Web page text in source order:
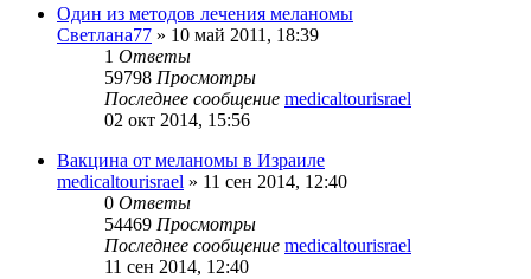
Один из методов лечения меланомы
Светлана77 » 10 май 2011, 18:39
1 Ответы
59798 Просмотры
Последнее сообщение medicaltourisrael
02 окт 2014, 15:56
Вакцина от меланомы в Израиле
medicaltourisrael » 11 сен 2014, 12:40
0 Ответы
54469 Просмотры
Последнее сообщение medicaltourisrael
11 сен 2014, 12:40